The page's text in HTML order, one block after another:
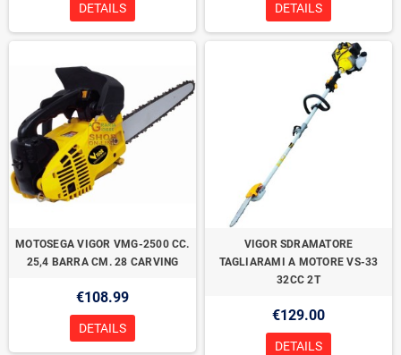
DETAILS DETAILS
MOTOSEGA VIGOR VMG-2500 CC.
25,4 BARRA CM. 28 CARVING
€108.99
DETAILS
VIGOR SDRAMATORE
TAGLIARAMI A MOTORE VS-33
32CC 2T
€129.00
DETAILS